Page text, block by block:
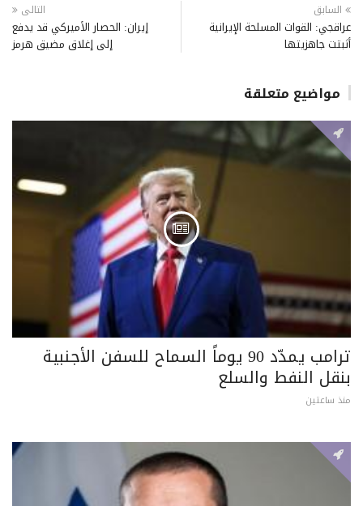
السابق
عراقجي: القوات المسلحة الإيرانية
أثبتت جاهزيتها
التالى
إيران: الحصار الأميركي قد يدفع
إلى إغلاق مضيق هرمز
مواضيع متعلقة
ترامب يمدّد 90 يوماً السماح للسفن الأجنبية
بنقل النفط والسلع
منذ ساعتين